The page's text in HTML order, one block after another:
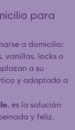
para
a domicilio:
vanillas, locks o
a su
y adaptado a
, es la solución
y feliz.